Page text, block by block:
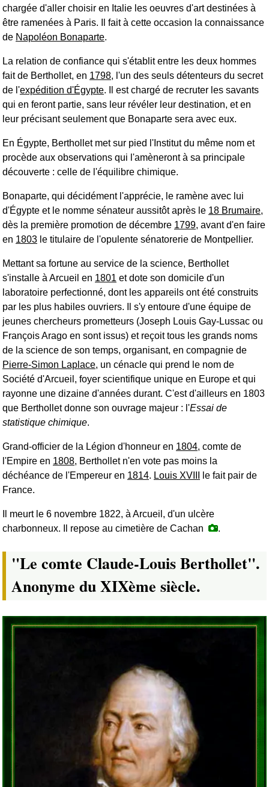
chargée d'aller choisir en Italie les oeuvres d'art destinées à
être ramenées à Paris. Il fait à cette occasion la connaissance
de Napoléon Bonaparte.
La relation de confiance qui s'établit entre les deux hommes
fait de Berthollet, en 1798, l'un des seuls détenteurs du secret
de l'expédition d'Égypte. Il est chargé de recruter les savants
qui en feront partie, sans leur révéler leur destination, et en
leur précisant seulement que Bonaparte sera avec eux.
En Égypte, Berthollet met sur pied l'Institut du même nom et
procède aux observations qui l'amèneront à sa principale
découverte : celle de l'équilibre chimique.
Bonaparte, qui décidément l'apprécie, le ramène avec lui
d'Égypte et le nomme sénateur aussitôt après le 18 Brumaire,
dès la première promotion de décembre 1799, avant d'en faire
en 1803 le titulaire de l'opulente sénatorerie de Montpellier.
Mettant sa fortune au service de la science, Berthollet
s'installe à Arcueil en 1801 et dote son domicile d'un
laboratoire perfectionné, dont les appareils ont été construits
par les plus habiles ouvriers. Il s'y entoure d'une équipe de
jeunes chercheurs prometteurs (Joseph Louis Gay-Lussac ou
François Arago en sont issus) et reçoit tous les grands noms
de la science de son temps, organisant, en compagnie de
Pierre-Simon Laplace, un cénacle qui prend le nom de
Société d'Arcueil, foyer scientifique unique en Europe et qui
rayonne une dizaine d'années durant. C'est d'ailleurs en 1803
que Berthollet donne son ouvrage majeur : l'Essai de
statistique chimique.
Grand-officier de la Légion d'honneur en 1804, comte de
l'Empire en 1808, Berthollet n'en vote pas moins la
déchéance de l'Empereur en 1814. Louis XVIII
le fait pair de
France.
Il meurt le 6 novembre 1822, à Arcueil, d'un ulcère
charbonneux. Il repose au cimetière de Cachan
.
"Le comte Claude-Louis Berthollet".
Anonyme du XIXème siècle.